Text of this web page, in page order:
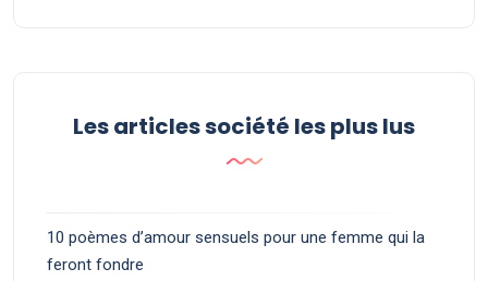
Les articles société les plus lus
10 poèmes d’amour sensuels pour une femme qui la
feront fondre